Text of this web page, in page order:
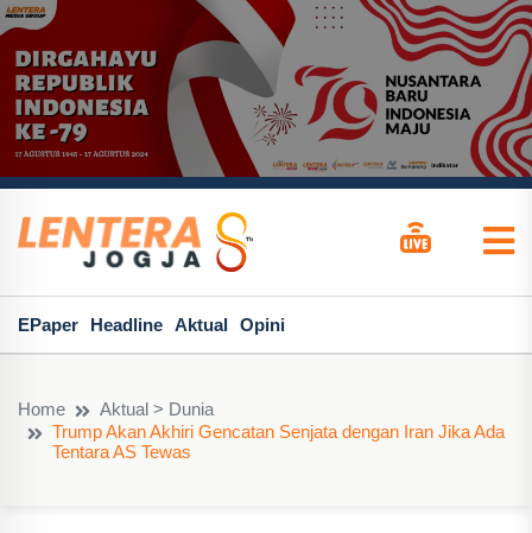
EPaper Headline Aktual Opini
Home
Aktual > Dunia
Trump Akan Akhiri Gencatan Senjata dengan Iran Jika Ada
Tentara AS Tewas